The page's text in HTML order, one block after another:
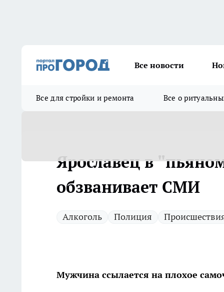
Все новости
Все для стройки и ремонта Все о
Ярославец в
обзванивает СМИ
Алкоголь Полиция
Мужчина ссылается на плохое